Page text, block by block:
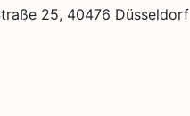
25, 40476 Düsseldorf